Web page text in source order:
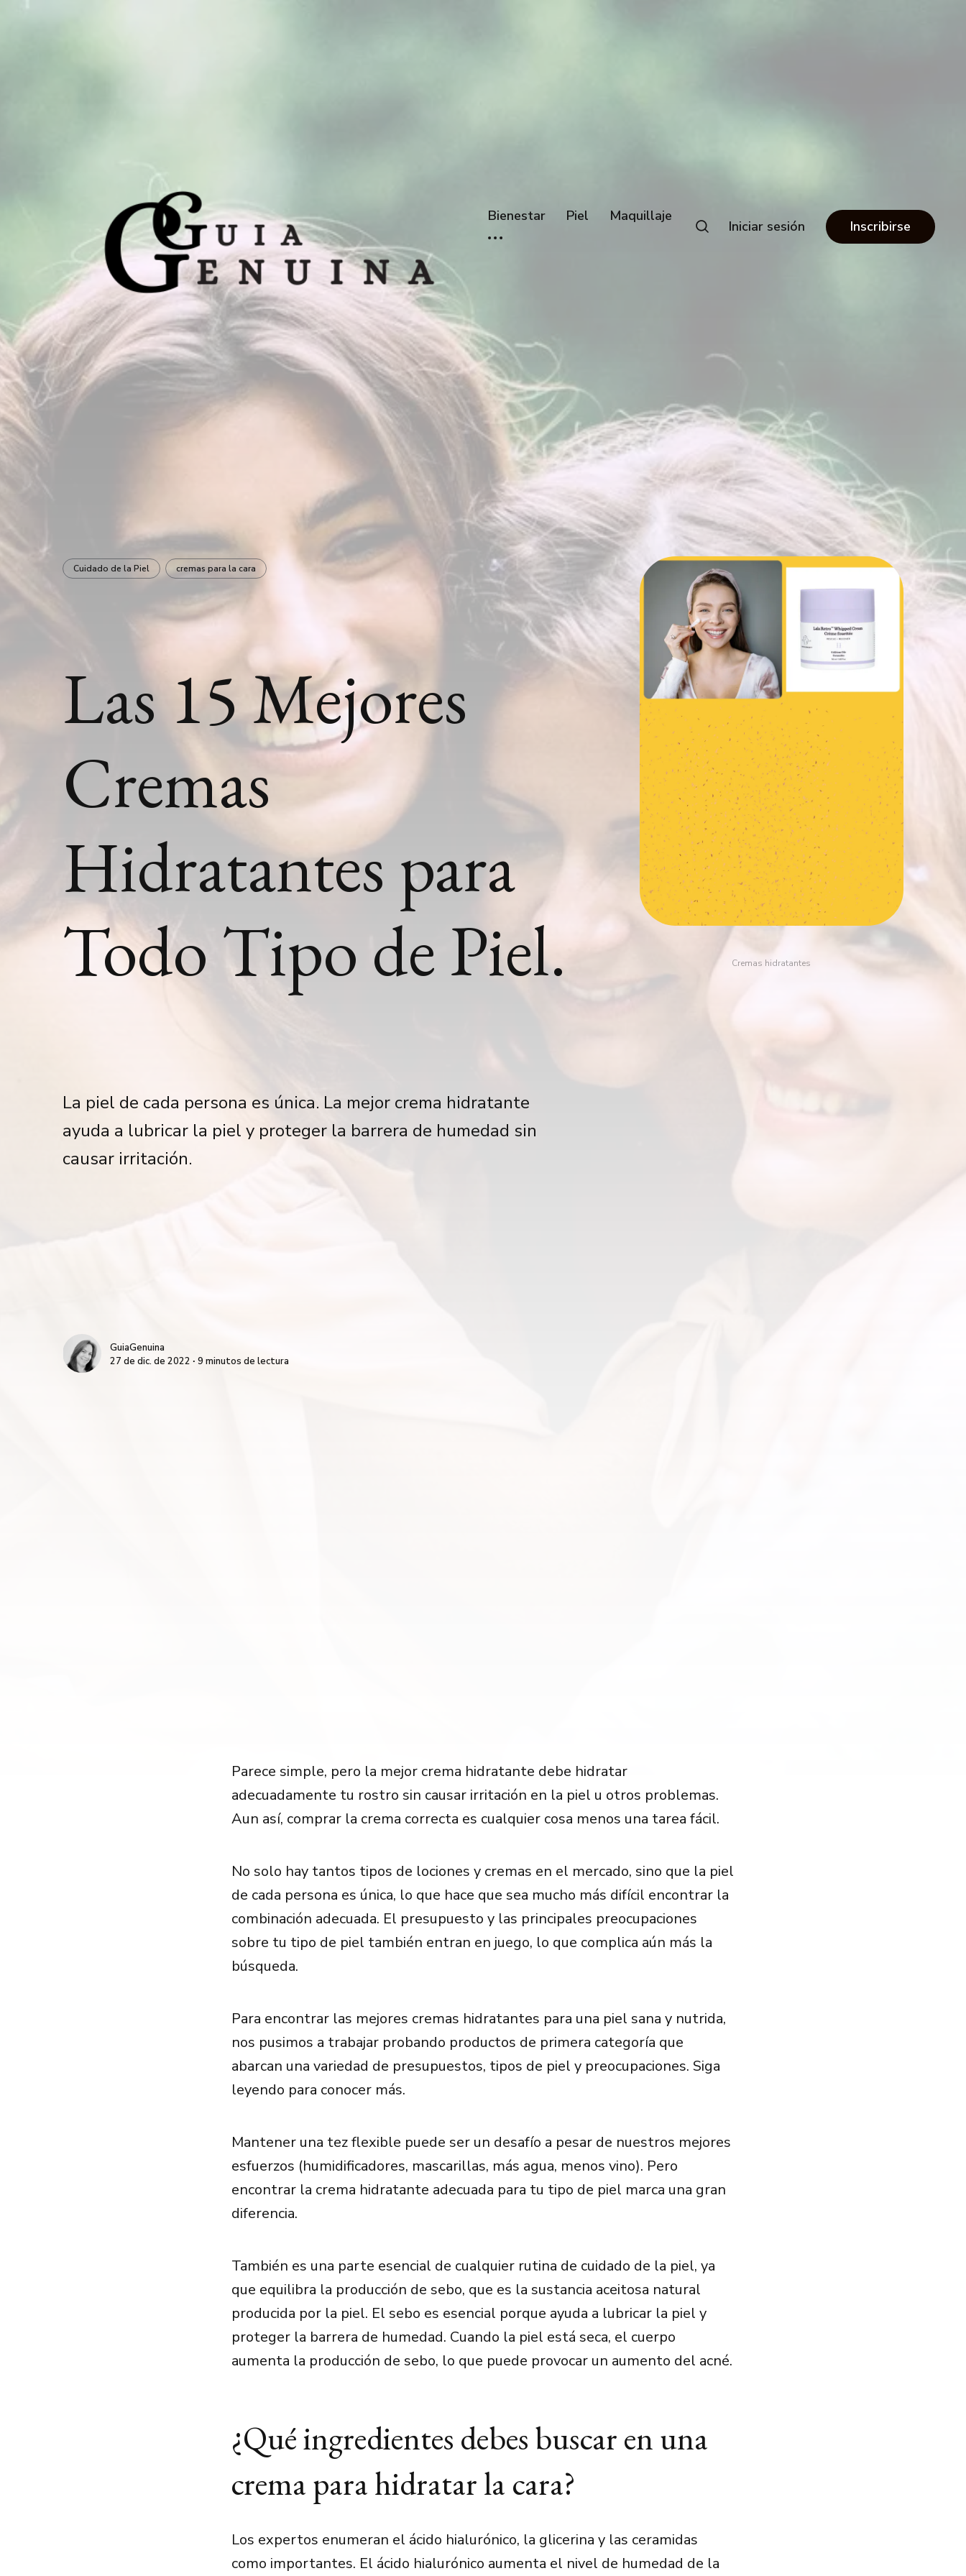
Bienestar Piel Maquillaje
Iniciar sesión Inscribirse
Cuidado de la Piel cremas para la cara
Las 15 Mejores
Cremas
Hidratantes para
Todo Tipo de Piel.
La piel de cada persona es única. La mejor crema hidratante
ayuda a lubricar la piel y proteger la barrera de humedad sin
causar irritación.
GuiaGenuina
27 de dic. de 2022 ∙ 9 minutos de lectura
Cremas hidratantes
Parece simple, pero la mejor crema hidratante debe hidratar
adecuadamente tu rostro sin causar irritación en la piel u otros problemas.
Aun así, comprar la crema correcta es cualquier cosa menos una tarea fácil.
No solo hay tantos tipos de lociones y cremas en el mercado, sino que la piel
de cada persona es única, lo que hace que sea mucho más difícil encontrar la
combinación adecuada. El presupuesto y las principales preocupaciones
sobre tu tipo de piel también entran en juego, lo que complica aún más la
búsqueda.
Para encontrar las mejores cremas hidratantes para una piel sana y nutrida,
nos pusimos a trabajar probando productos de primera categoría que
abarcan una variedad de presupuestos, tipos de piel y preocupaciones. Siga
leyendo para conocer más.
Mantener una tez flexible puede ser un desafío a pesar de nuestros mejores
esfuerzos (humidificadores, mascarillas, más agua, menos vino). Pero
encontrar la crema hidratante adecuada para tu tipo de piel marca una gran
diferencia.
También es una parte esencial de cualquier rutina de cuidado de la piel, ya
que equilibra la producción de sebo, que es la sustancia aceitosa natural
producida por la piel. El sebo es esencial porque ayuda a lubricar la piel y
proteger la barrera de humedad. Cuando la piel está seca, el cuerpo
aumenta la producción de sebo, lo que puede provocar un aumento del acné.
¿Qué ingredientes debes buscar en una
crema para hidratar la cara?
Los expertos enumeran el ácido hialurónico, la glicerina y las ceramidas
como importantes. El ácido hialurónico aumenta el nivel de humedad de la